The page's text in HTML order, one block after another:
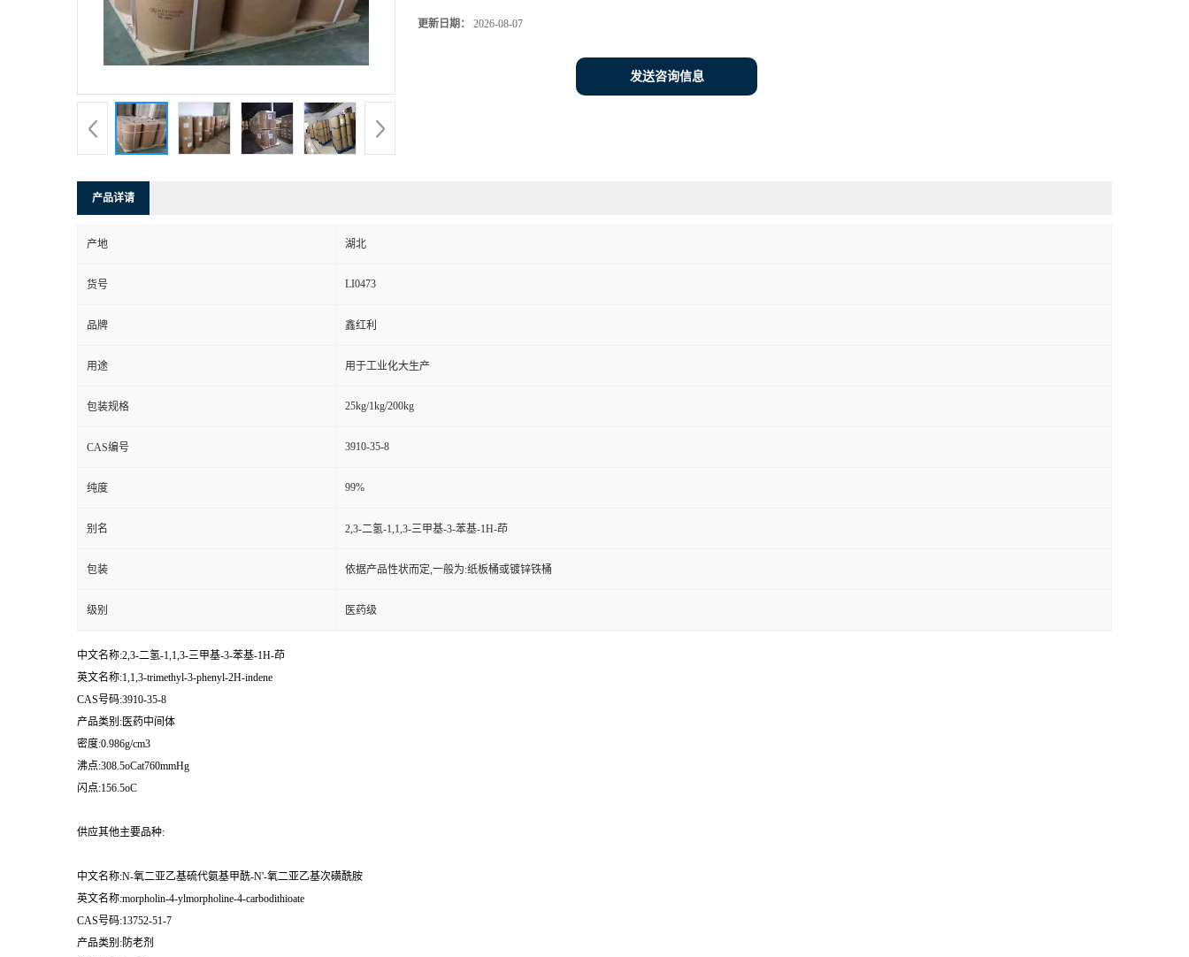
更新日期： 2026-08-07
发送咨询信息
产品详请
产地 湖北
货号 LI0473
品牌 鑫红利
用途 用于工业化大生产
包装规格 25kg/1kg/200kg
CAS编号 3910-35-8
纯度 99%
别名 2,3-二氢-1,1,3-三甲基-3-苯基-1H-茚
包装 依据产品性状而定,一般为:纸板桶或镀锌铁桶
级别 医药级
中文名称:2,3-二氢-1,1,3-三甲基-3-苯基-1H-茚
英文名称:1,1,3-trimethyl-3-phenyl-2H-indene
CAS号码:3910-35-8
产品类别:医药中间体
密度:0.986g/cm3
沸点:308.5oCat760mmHg
闪点:156.5oC
供应其他主要品种:
中文名称:N-氧二亚乙基硫代氨基甲酰-N'-氧二亚乙基次磺酰胺
英文名称:morpholin-4-ylmorpholine-4-carbodithioate
CAS号码:13752-51-7
产品类别:防老剂